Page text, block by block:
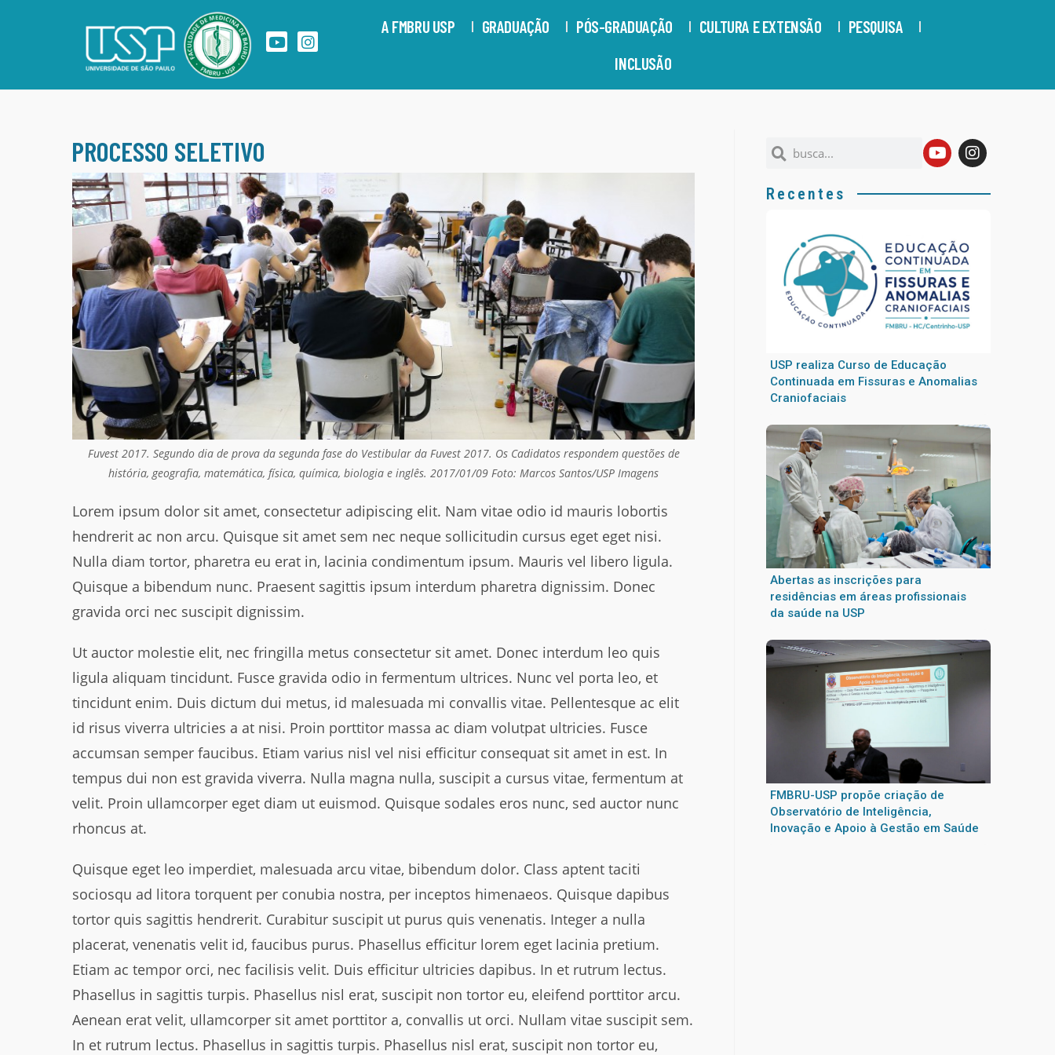
A FMBRU USP GRADUAÇÃO PÓS-GRADUAÇÃO CULTURA E EXTENSÃO
PESQUISA
INCLUSÃO
PROCESSO SELETIVO
Fuvest 2017. Segundo dia de prova da segunda fase do Vestibular da Fuvest 2017. Os Cadidatos respondem questões de
história, geografia, matemática, física, química, biologia e inglês. 2017/01/09 Foto: Marcos Santos/USP Imagens
Lorem ipsum dolor sit amet, consectetur adipiscing elit. Nam vitae odio id mauris lobortis
hendrerit ac non arcu. Quisque sit amet sem nec neque sollicitudin cursus eget eget nisi.
Nulla diam tortor, pharetra eu erat in, lacinia condimentum ipsum. Mauris vel libero ligula.
Quisque a bibendum nunc. Praesent sagittis ipsum interdum pharetra dignissim. Donec
gravida orci nec suscipit dignissim.
Ut auctor molestie elit, nec fringilla metus consectetur sit amet. Donec interdum leo quis
ligula aliquam tincidunt. Fusce gravida odio in fermentum ultrices. Nunc vel porta leo, et
tincidunt enim. Duis dictum dui metus, id malesuada mi convallis vitae. Pellentesque ac elit
id risus viverra ultricies a at nisi. Proin porttitor massa ac diam volutpat ultricies. Fusce
accumsan semper faucibus. Etiam varius nisl vel nisi efficitur consequat sit amet in est. In
tempus dui non est gravida viverra. Nulla magna nulla, suscipit a cursus vitae, fermentum at
velit. Proin ullamcorper eget diam ut euismod. Quisque sodales eros nunc, sed auctor nunc
rhoncus at.
Quisque eget leo imperdiet, malesuada arcu vitae, bibendum dolor. Class aptent taciti
sociosqu ad litora torquent per conubia nostra, per inceptos himenaeos. Quisque dapibus
tortor quis sagittis hendrerit. Curabitur suscipit ut purus quis venenatis. Integer a nulla
placerat, venenatis velit id, faucibus purus. Phasellus efficitur lorem eget lacinia pretium.
Etiam ac tempor orci, nec facilisis velit. Duis efficitur ultricies dapibus. In et rutrum lectus.
Phasellus in sagittis turpis. Phasellus nisl erat, suscipit non tortor eu, eleifend porttitor arcu.
Aenean erat velit, ullamcorper sit amet porttitor a, convallis ut orci. Nullam vitae suscipit sem.
In et rutrum lectus. Phasellus in sagittis turpis. Phasellus nisl erat, suscipit non tortor eu,
Recentes
USP realiza Curso de Educação
Continuada em Fissuras e Anomalias
Craniofaciais
Abertas as inscrições para
residências em áreas profissionais
da saúde na USP
FMBRU-USP propõe criação de
Observatório de Inteligência,
Inovação e Apoio à Gestão em Saúde